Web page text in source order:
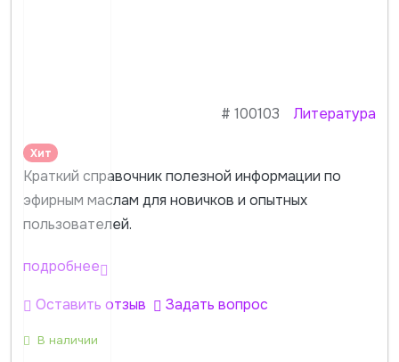
#100103 Литература
Хит
Краткий справочник полезной информации по
эфирным маслам для новичков и опытных
пользователей.
подробнее
Оставить отзыв Задать вопрос
В наличии